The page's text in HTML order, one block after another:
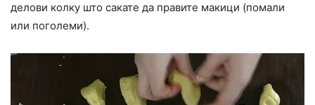
делови колку што сакате да правите макици (помали
или поголеми).